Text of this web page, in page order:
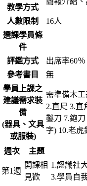
教學方式
人數限制
16人
選課學員條
件
評鑑方式
出席率60
參考書目
無
學員上課之
建議需求裝
備
(器具、文具
或服裝)
需準備木
2.直尺 3.直
鑿刀 7.鉋
字) 10.老虎
週次 主題
第1週
開課相
見歡
1.認識社
3.學員自